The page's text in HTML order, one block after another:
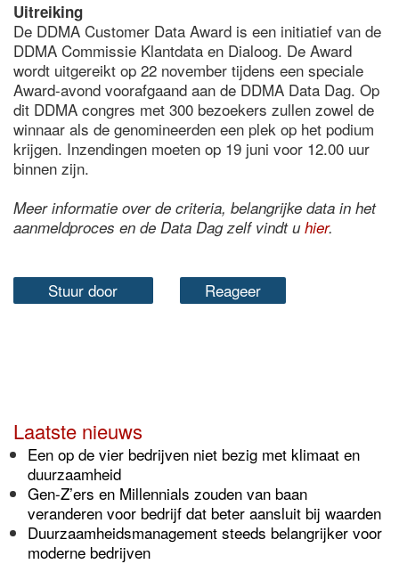
Uitreiking
De DDMA Customer Data Award is een initiatief van de
DDMA Commissie Klantdata en Dialoog. De Award
wordt uitgereikt op 22 november tijdens een speciale
Award-avond voorafgaand aan de DDMA Data Dag. Op
dit DDMA congres met 300 bezoekers zullen zowel de
winnaar als de genomineerden een plek op het podium
krijgen. Inzendingen moeten op 19 juni voor 12.00 uur
binnen zijn.
Meer informatie over de criteria, belangrijke data in het
aanmeldproces en de Data Dag zelf vindt uhier.
Stuur door Reageer
Laatste nieuws
Een op de vier bedrijven niet bezig met klimaat en
duurzaamheid
Gen-Z’ers en Millennials zouden van baan
veranderen voor bedrijf dat beter aansluit bij waarden
Duurzaamheidsmanagement steeds belangrijker voor
moderne bedrijven